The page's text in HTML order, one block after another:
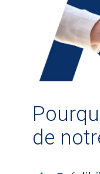
de